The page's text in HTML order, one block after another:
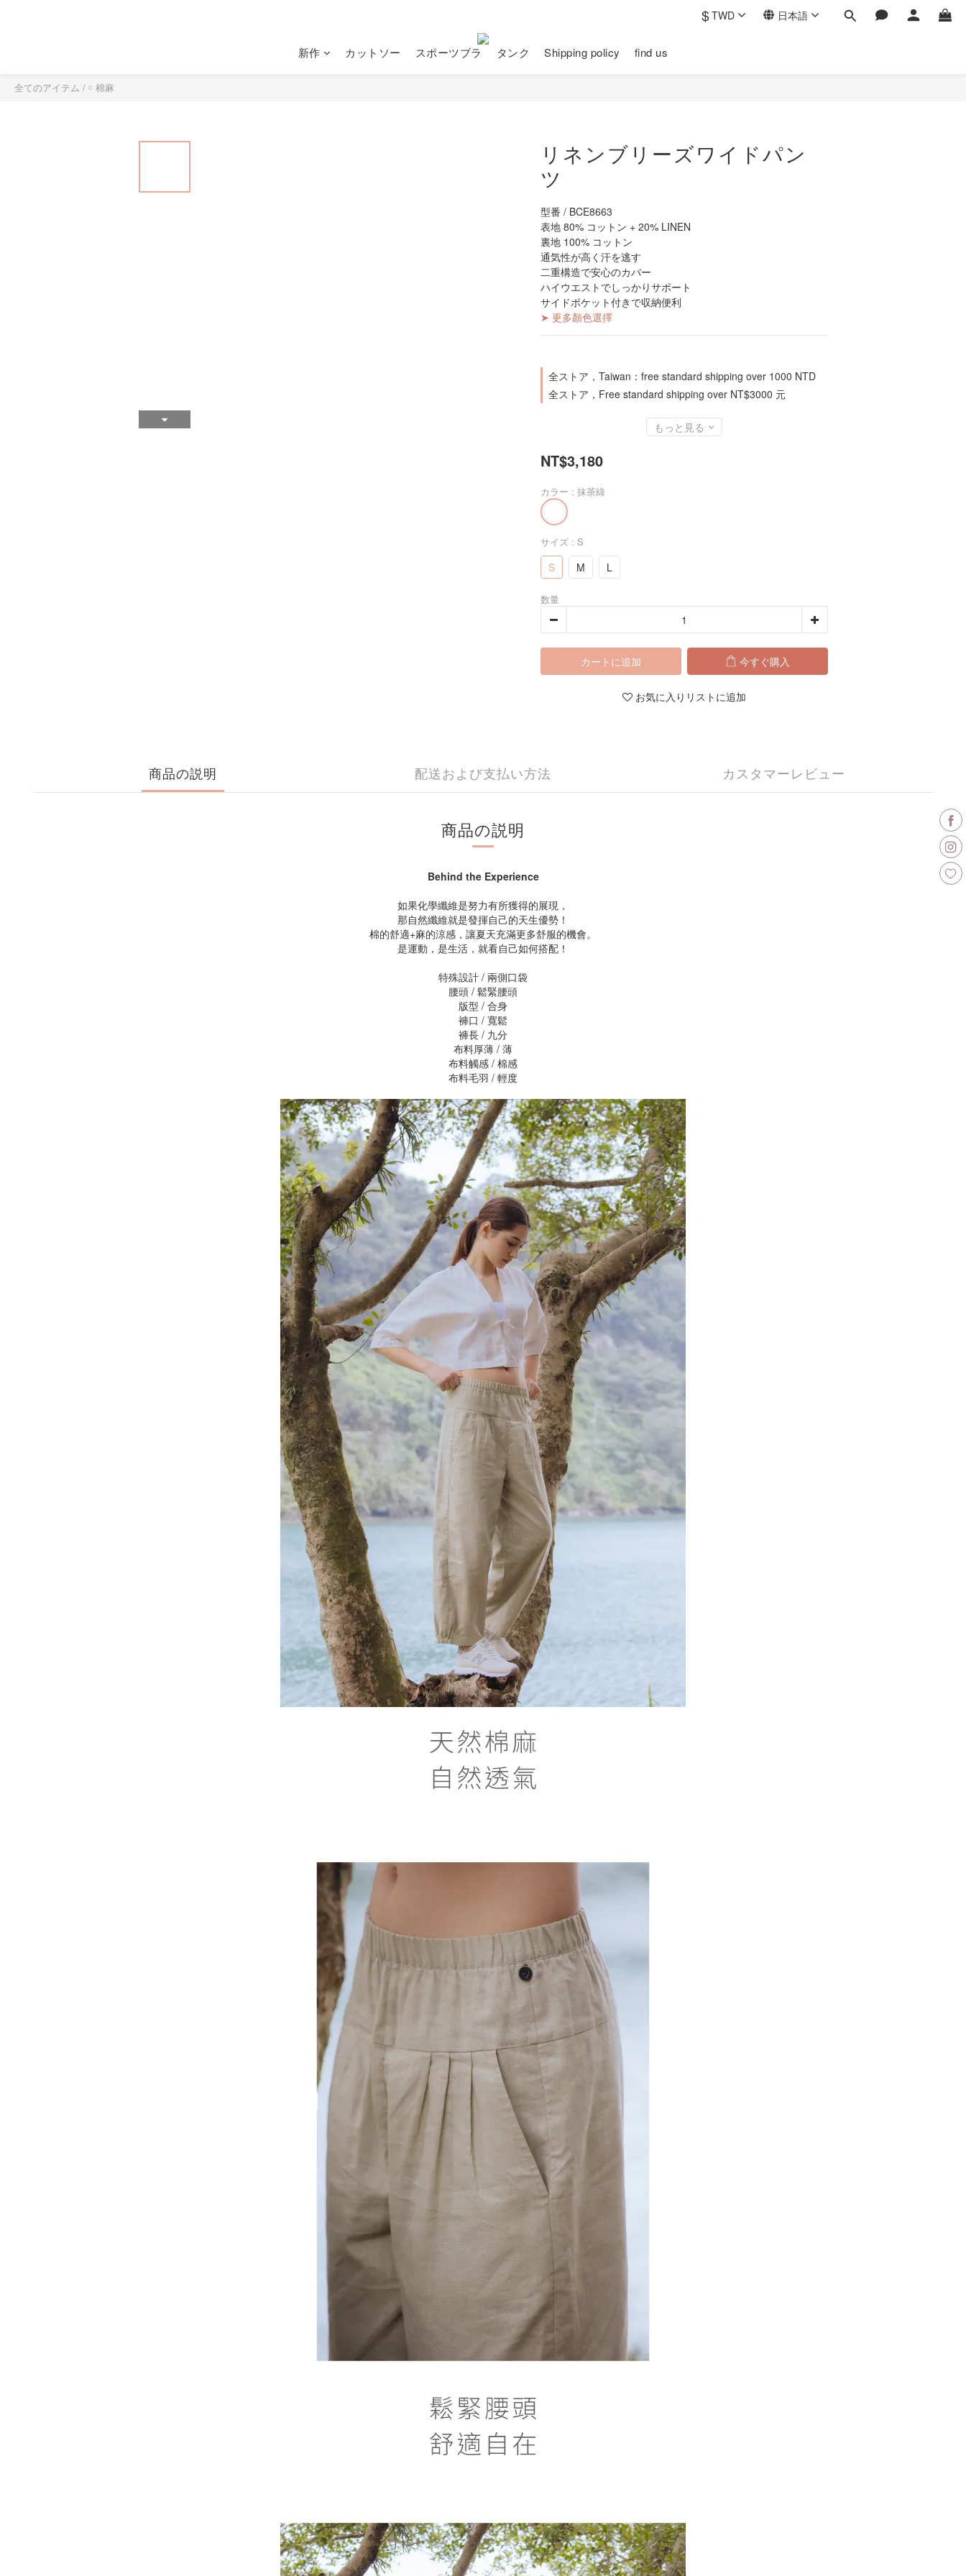
$TWD 日本語
新作 カットソー スポーツブラ タンク Shipping policy find us
全てのアイテム / 𓏌 棉麻
リネンブリーズワイドパン
ツ
型番 / BCE8663
表地 80% コットン + 20% LINEN
裏地 100% コットン
通気性が高く汗を逃す
二重構造で安心のカバー
ハイウエストでしっかりサポート
サイドポケット付きで収納便利
➤ 更多顏色選擇
全ストア，Taiwan：free standard shipping over 1000 NTD
全ストア，Free standard shipping over NT$3000 元
もっと見る
NT$3,180
カラー : 抹茶綠
サイズ : S
S M L
数量
カートに追加 今すぐ購入
お気に入りリストに追加
商品の説明 配送および支払い方法 カスタマーレビュー
商品の説明
Behind the Experience
如果化學纖維是努力有所獲得的展現，
那自然纖維就是發揮自己的天生優勢！
棉的舒適+麻的涼感，讓夏天充滿更多舒服的機會。
是運動，是生活，就看自己如何搭配！
特殊設計 / 兩側口袋
腰頭 / 鬆緊腰頭
版型 / 合身
褲口 / 寬鬆
褲長 / 九分
布料厚薄 / 薄
布料觸感 / 棉感
布料毛羽 / 輕度